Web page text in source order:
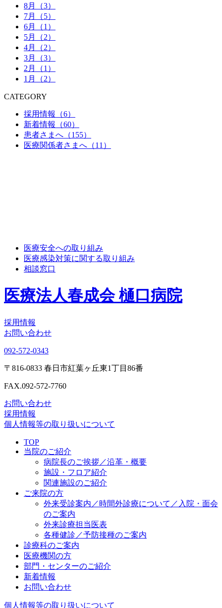
8月（3）
7月（5）
6月（1）
5月（2）
4月（2）
3月（3）
2月（1）
1月（2）
CATEGORY
採用情報（6）
新着情報（60）
患者さまへ（155）
医療関係者さまへ（11）
医療安全への取り組み
医療感染対策に関する取り組み
相談窓口
医療法人春成会 樋口病院
採用情報
お問い合わせ
092-572-0343
〒816-0833 春日市紅葉ヶ丘東1丁目86番
FAX.092-572-7760
お問い合わせ
採用情報
個人情報等の取り扱いについて
TOP
当院のご紹介
病院長のご挨拶／沿革・概要
施設・フロア紹介
関連施設のご紹介
ご来院の方
外来受診案内／時間外診療について／入院・面会
のご案内
外来診療担当医表
各種健診／予防接種のご案内
診療科のご案内
医療機関の方
部門・センターのご紹介
新着情報
お問い合わせ
個人情報等の取り扱いについて